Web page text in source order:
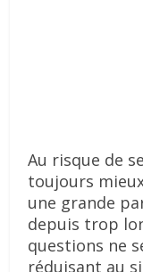
Au risque de
toujours
une grande
depuis trop
questions ne
réduisant au